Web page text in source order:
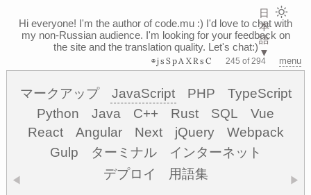
Hi everyone! I'm the author of code.mu :) I'd love to chat with
my non-Russian audience. I'm looking for your feedback on
the site and the translation quality. Let's chat:)
⊗jsSpAXRsC 245 of 294 menu
マークアップ JavaScript PHP
TypeScript
Python
Java C++ Rust SQL
Vue
React
Angular Next jQuery
Webpack
Gulp
ターミナル
インターネット
デプロイ
用語集
◀ ▶
日
本
語
▼